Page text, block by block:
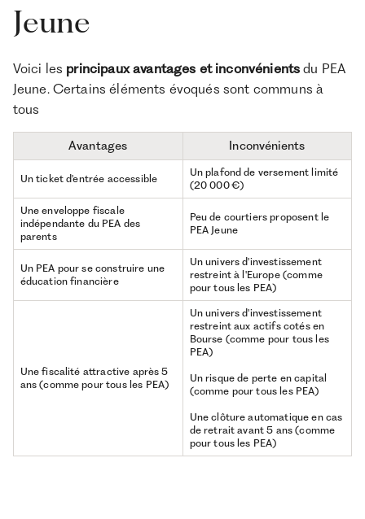
Jeune
Voici les principaux avantages et inconvénientsdu PEA
Jeune. Certains éléments évoqués sont communs à
tous
Avantages Inconvénients
Un ticket d'entrée accessible
Un plafond de versement limité
(20 000 €)
Une enveloppe fiscale
indépendante du PEA des
parents
Peu de courtiers proposent le
PEA Jeune
Un PEA pour se construire une
éducation financière
Un univers d'investissement
restreint à l'Europe (comme
pour tous les PEA)
Une fiscalité attractive après 5
ans (comme pour tous les PEA)
Un univers d'investissement
restreint aux actifs cotés en
Bourse (comme pour tous les
PEA)
Un risque de perte en capital
(comme pour tous les PEA)
Une clôture automatique en cas
de retrait avant 5 ans (comme
pour tous les PEA)